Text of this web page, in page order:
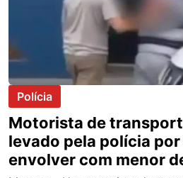
Polícia
Motorista de
levado pela polícia
envolver com menor